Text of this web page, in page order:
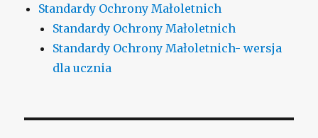
Standardy Ochrony Małoletnich
Standardy Ochrony Małoletnich
Standardy Ochrony Małoletnich- wersja
dla ucznia